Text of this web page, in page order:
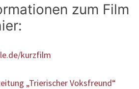
zum Film
kurzfilm
„Trierischer Voksfreund“